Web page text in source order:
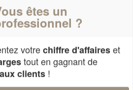
DARGAUD AURELIEN
Des Miracles
Martin-la-Plaine
êtes un
?
votrechiffre d'affaireset
tout en gagnant de
clients !